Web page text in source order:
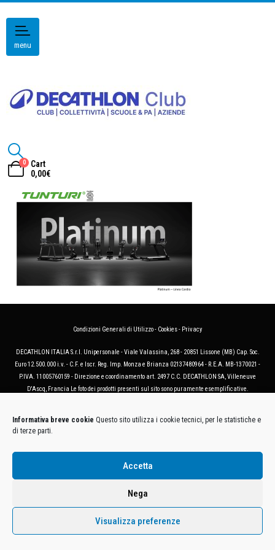
Informativa breve cookie Questo sito utilizza i cookie tecnici, per le statistiche e
di terze parti.
Accetta
Nega
Visualizza preferenze
menu
0
Cart
0,00€
Condizioni Generali di Utilizzo- Cookies- Privacy
DECATHLON ITALIA S.r.l. Unipersonale - Viale Valassina, 268 - 20851 Lissone (MB) Cap. Soc.
Euro 12.500.000 i.v. - C.F. e Iscr. Reg. Imp. Monza e Brianza 02137480964 - R.E.A. MB-1370021 -
P.IVA. 11005760159 - Direzione e coordinamento art. 2497 C.C. DECATHLON SA, Villeneuve
D'Ascq, Francia Le foto dei prodotti presenti sul sito sono puramente esemplificative.